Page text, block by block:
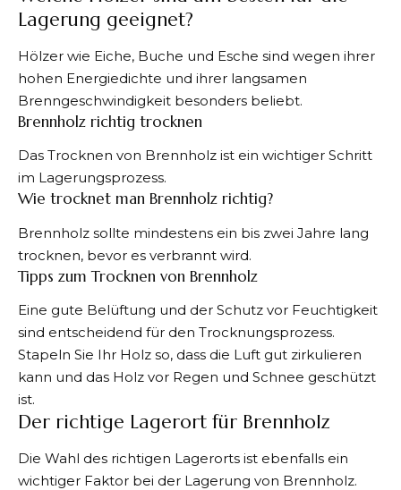
Lagerung geeignet?
Hölzer wie Eiche, Buche und Esche sind wegen ihrer
hohen Energiedichte und ihrer langsamen
Brenngeschwindigkeit besonders beliebt.
Brennholz richtig trocknen
Das Trocknen von Brennholz ist ein wichtiger Schritt
im Lagerungsprozess.
Wie trocknet man Brennholz richtig?
Brennholz sollte mindestens ein bis zwei Jahre lang
trocknen, bevor es verbrannt wird.
Tipps zum Trocknen von Brennholz
Eine gute Belüftung und der Schutz vor Feuchtigkeit
sind entscheidend für den Trocknungsprozess.
Stapeln Sie Ihr Holz so, dass die Luft gut zirkulieren
kann und das Holz vor Regen und Schnee geschützt
ist.
Der richtige Lagerort für Brennholz
Die Wahl des richtigen Lagerorts ist ebenfalls ein
wichtiger Faktor bei der Lagerung von Brennholz.